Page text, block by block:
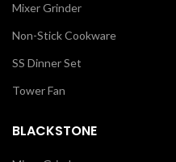
Mixer Grinder
Non-Stick Cookware
SS Dinner Set
Tower Fan
BLACKSTONE